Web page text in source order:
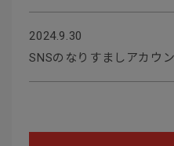
2024.9.30
SNSのなりすましアカウ